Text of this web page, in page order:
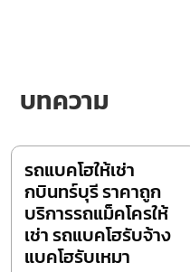
บทความ
รถแบคโฮให้เช่า
กบินทร์บุรี ราคาถูก
บริการรถแม็คโครให้
เช่า รถแบคโฮรับจ้าง
แบคโฮรับเหมา